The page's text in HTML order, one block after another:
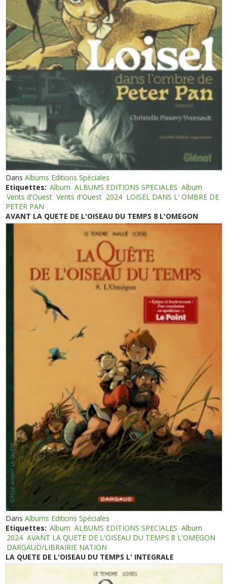
DansAlbums Editions Spéciales
Etiquettes: Album ALBUMS EDITIONS SPECIALES Album
Vents d'Ouest Vents d'Ouest 2024 LOISEL DANS L' OMBRE DE
PETER PAN
AVANT LA QUETE DE L'OISEAU DU TEMPS 8 L'OMEGON
DansAlbums Editions Spéciales
Etiquettes: Album ALBUMS EDITIONS SPECIALES Album
2024 AVANT LA QUETE DE L'OISEAU DU TEMPS 8 L'OMEGON
DARGAUD/LIBRAIRIE NATION
LA QUETE DE L'OISEAU DU TEMPS L' INTEGRALE